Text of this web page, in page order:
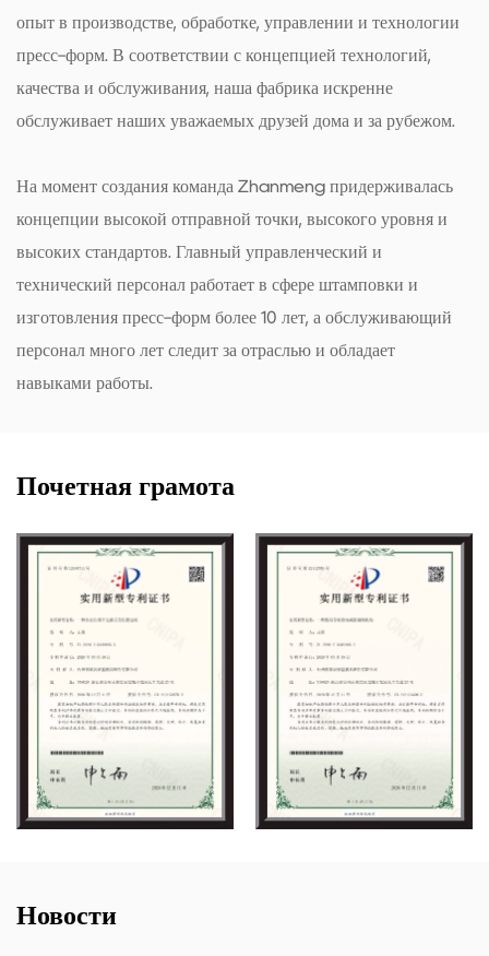
опыт в производстве, обработке, управлении и технологии
пресс-форм. В соответствии с концепцией технологий,
качества и обслуживания, наша фабрика искренне
обслуживает наших уважаемых друзей дома и за рубежом.
На момент создания команда Zhanmeng придерживалась
концепции высокой отправной точки, высокого уровня и
высоких стандартов. Главный управленческий и
технический персонал работает в сфере штамповки и
изготовления пресс-форм более 10 лет, а обслуживающий
персонал много лет следит за отраслью и обладает
навыками работы.
Почетная грамота
Новости